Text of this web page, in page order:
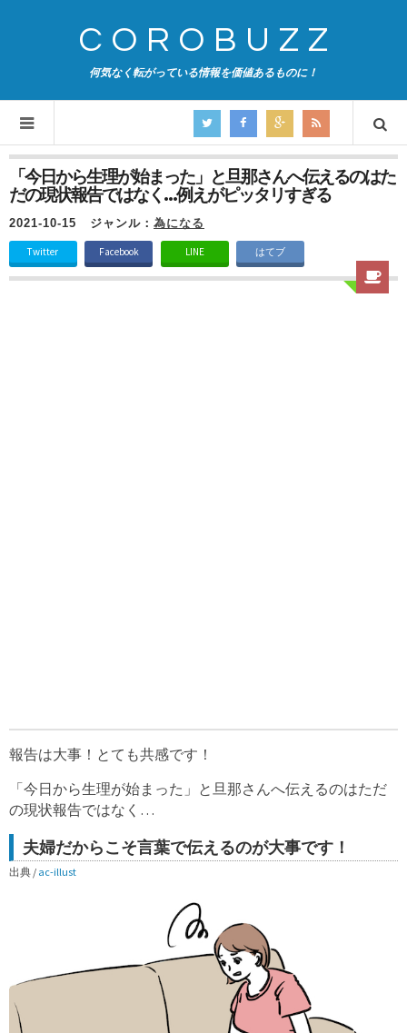
COROBUZZ
何気なく転がっている情報を価値あるものに！
「今日から生理が始まった」と旦那さんへ伝えるのはた
だの現状報告ではなく…例えがピッタリすぎる
2021-10-15 ジャンル： 為になる
Twitter Facebook LINE はてブ
報告は大事！とても共感です！
「今日から生理が始まった」と旦那さんへ伝えるのはただ
の現状報告ではなく…
夫婦だからこそ言葉で伝えるのが大事です！
出典 / ac-illust